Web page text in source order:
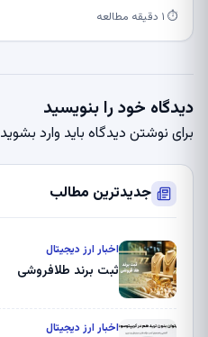
⏱ ۱ دقیقه مطالعه
دیدگاه خود را بنویسید
برای نوشتن دیدگاه باید وارد بشوید
جدیدترین مطالب
اخبار ارز دیجیتال
ثبت برند طلافروشی
اخبار ارز دیجیتال